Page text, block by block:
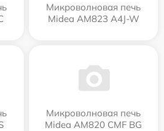
Микроволновая печь
Midea AM823 A4J-W
Микроволновая печь
Midea AM820 CMF BG